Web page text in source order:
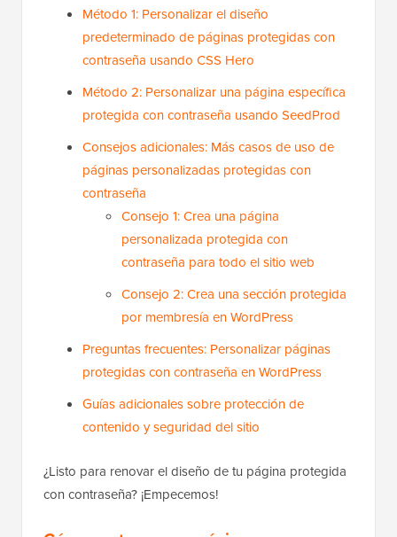
Método 1: Personalizar el diseño
predeterminado de páginas protegidas con
contraseña usando CSS Hero
Método 2: Personalizar una página específica
protegida con contraseña usando SeedProd
Consejos adicionales: Más casos de uso de
páginas personalizadas protegidas con
contraseña
Consejo 1: Crea una página
personalizada protegida con
contraseña para todo el sitio web
Consejo 2: Crea una sección protegida
por membresía en WordPress
Preguntas frecuentes: Personalizar páginas
protegidas con contraseña en WordPress
Guías adicionales sobre protección de
contenido y seguridad del sitio
¿Listo para renovar el diseño de tu página protegida
con contraseña? ¡Empecemos!